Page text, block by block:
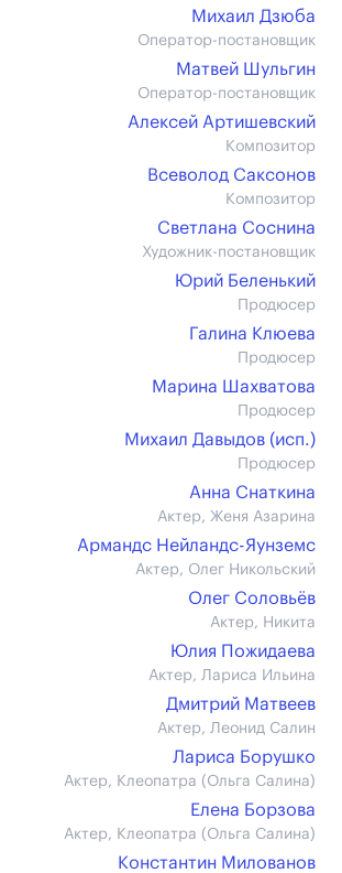
Михаил Дзюба
Оператор-постановщик
Матвей Шульгин
Оператор-постановщик
Алексей Артишевский
Композитор
Всеволод Саксонов
Композитор
Светлана Соснина
Художник-постановщик
Юрий Беленький
Продюсер
Галина Клюева
Продюсер
Марина Шахватова
Продюсер
Михаил Давыдов (иcп.)
Продюсер
Анна Снаткина
Актер, Женя Азарина
Армандс Нейландс-Яунземс
Актер, Олег Никольский
Олег Соловьёв
Актер, Никита
Юлия Пожидаева
Актер, Лариса Ильина
Дмитрий Матвеев
Актер, Леонид Салин
Лариса Борушко
Актер, Клеопатра (Ольга Салина)
Елена Борзова
Актер, Клеопатра (Ольга Салина)
Константин Милованов